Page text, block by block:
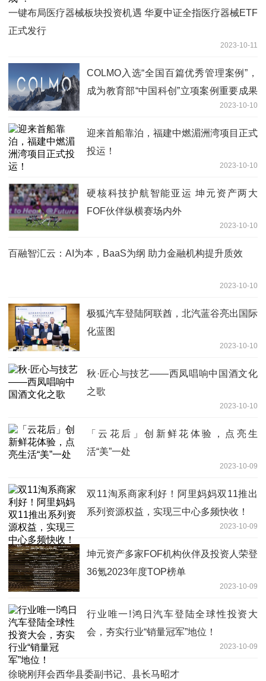
一键布局医疗器械板块投资机遇 华夏中证全指医疗器械ETF
正式发行
2023-10-11
COLMO入选“全国百篇优秀管理案例”，
成为教育部“中国科创”立项案例重要成果
2023-10-10
迎来首船靠泊，福建中燃湄洲湾项目正式
投运！
2023-10-10
硬核科技护航智能亚运 坤元资产两大
FOF伙伴纵横赛场内外
2023-10-10
百融智汇云：AI为本，BaaS为纲 助力金融机构提升质效
2023-10-10
极狐汽车登陆阿联酋，北汽蓝谷亮出国际
化蓝图
2023-10-10
秋·匠心与技艺——西凤唱响中国酒文化
之歌
2023-10-10
「云花后」创新鲜花体验，点亮生
活“美”一处
2023-10-09
双11淘系商家利好！阿里妈妈双11推出
系列资源权益，实现三中心多频快收！
2023-10-09
坤元资产多家FOF机构伙伴及投资人荣登
36氪2023年度TOP榜单
2023-10-09
行业唯一!鸿日汽车登陆全球性投资大
会，夯实行业“销量冠军”地位！
2023-10-09
徐晓刚拜会西华县委副书记、县长马昭才